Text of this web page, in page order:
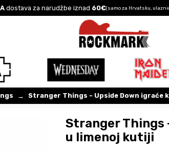
dostava za narudžbe iznad 60€(samo za Hrvatsku,
→ Stranger Things - Upside Down igraće
Stranger Things
u limenoj kutiji